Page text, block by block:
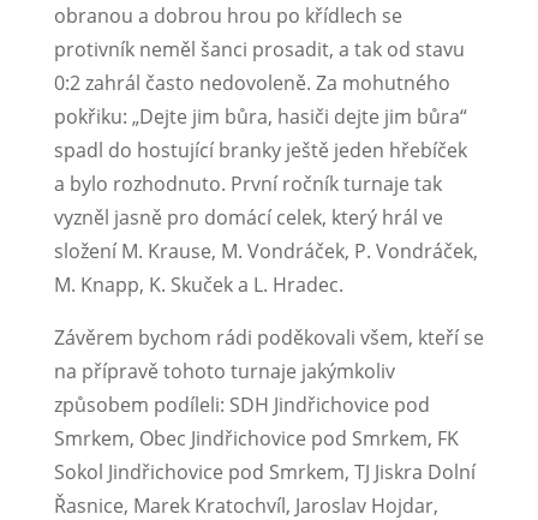
obranou a dobrou hrou po křídlech se
protivník neměl šanci prosadit, a tak od stavu
0:2 zahrál často nedovoleně. Za mohutného
pokřiku: „Dejte jim bůra, hasiči dejte jim bůra“
spadl do hostující branky ještě jeden hřebíček
a bylo rozhodnuto. První ročník turnaje tak
vyzněl jasně pro domácí celek, který hrál ve
složení M. Krause, M. Vondráček, P. Vondráček,
M. Knapp, K. Skuček a L. Hradec.
Závěrem bychom rádi poděkovali všem, kteří se
na přípravě tohoto turnaje jakýmkoliv
způsobem podíleli: SDH Jindřichovice pod
Smrkem, Obec Jindřichovice pod Smrkem, FK
Sokol Jindřichovice pod Smrkem, TJ Jiskra Dolní
Řasnice, Marek Kratochvíl, Jaroslav Hojdar,